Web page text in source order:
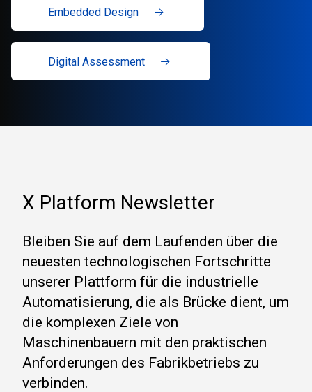
Embedded Design
Digital Assessment
X Platform Newsletter
Bleiben Sie auf dem Laufenden über die
neuesten technologischen Fortschritte
unserer Plattform für die industrielle
Automatisierung, die als Brücke dient, um
die komplexen Ziele von
Maschinenbauern mit den praktischen
Anforderungen des Fabrikbetriebs zu
verbinden.